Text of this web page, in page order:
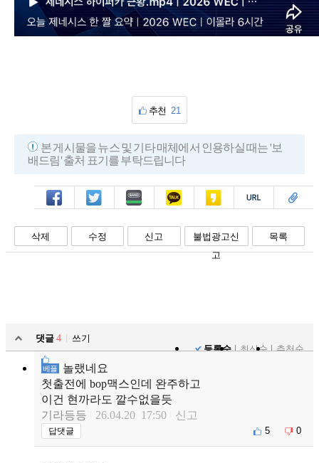
추천 21
본 게시물을 뉴스 및 기타 매체에서 인용하실 때는 '보
배드림' 출처 표기를 부탁드립니다
페북 트윗 밴드 카톡 카스 복사 스크랩
삭제 수정 신고
불법광고신
고
목록
댓글 4
쓰기
등록순
최신순 추천순
베플
놀랬네요
첫출전에 bop맥스인데 완주하고
이건 현까라도 깔수없을듯
기라등등
26.04.20 17:50 신고
답댓글 5 0